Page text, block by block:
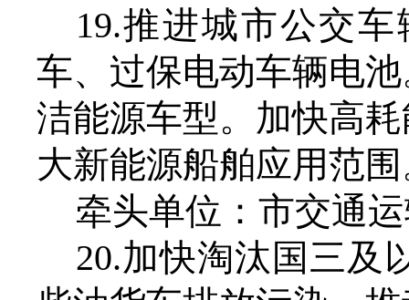
19.推进城市公交
车、过保电动车辆电
洁能源车型。加快高
大新能源船舶应用范
牵头单位：市交通
20.加快淘汰国三及